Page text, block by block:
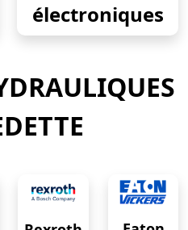
électroniques